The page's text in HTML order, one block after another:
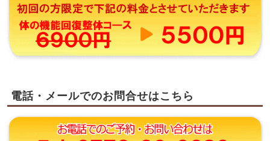
電話・メールでのお問合せはこちら